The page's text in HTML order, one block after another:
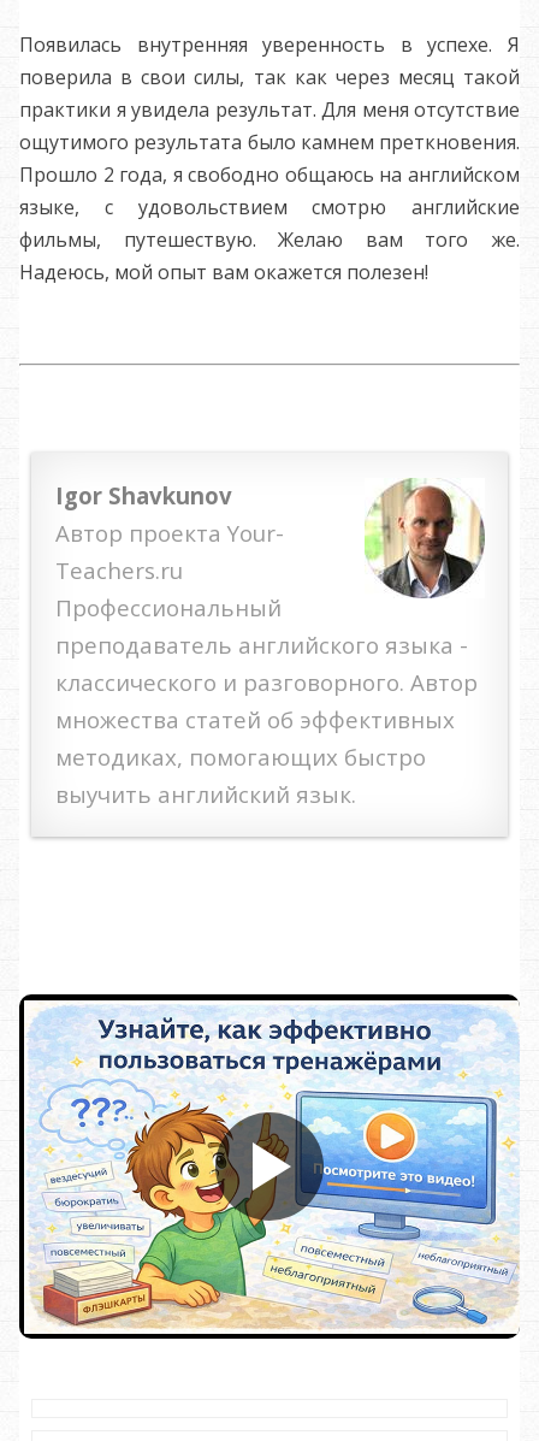
Появилась внутренняя уверенность в успехе. Я
поверила в свои силы, так как через месяц такой
практики я увидела результат. Для меня отсутствие
ощутимого результата было камнем преткновения.
Прошло 2 года, я свободно общаюсь на английском
языке, с удовольствием смотрю английские
фильмы, путешествую.Желаю вам того же.
Надеюсь, мой опыт вам окажется полезен!
Igor Shavkunov
Автор проекта Your-
Teachers.ru
Профессиональный
преподаватель английского языка -
классического и разговорного. Автор
множества статей об эффективных
методиках, помогающих быстро
выучить английский язык.